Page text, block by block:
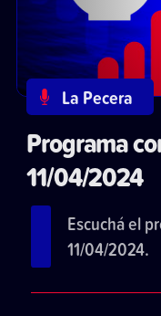
La Pecera
Programa
11/04/2024
Escuchá el
11/04/2024.